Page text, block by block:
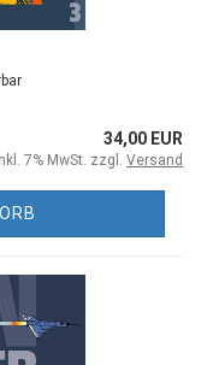
34,00 EUR
7% MwSt. zzgl. Versand